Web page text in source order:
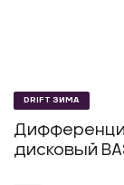
DRIFT ЗИМА
дисковый